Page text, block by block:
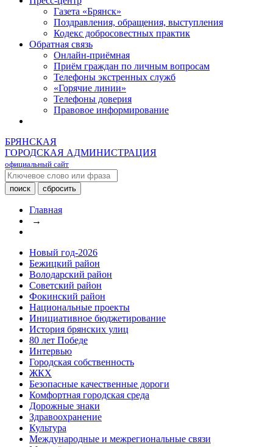
Газета «Брянск»
Поздравления, обращения, выступления
Кодекс добросовестных практик
Обратная связь
Онлайн-приёмная
Приём граждан по личным вопросам
Телефоны экстренных служб
«Горячие линии»
Телефоны доверия
Правовое информирование
БРЯНСКАЯ
ГОРОДСКАЯ АДМИНИСТРАЦИЯ
официальный сайт
Главная
→
Новый год-2026
Бежицкий район
Володарский район
Советский район
Фокинский район
Национальные проекты
Инициативное бюджетирование
История брянских улиц
80 лет Победе
Интервью
Городская собственность
ЖКХ
Безопасные качественные дороги
Комфортная городская среда
Дорожные знаки
Здравоохранение
Культура
Международные и межрегиональные связи